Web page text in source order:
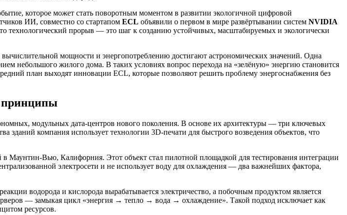
которое может стать поворотным моментом в развитии экологичной цифровой
ИИ, совместно со стартапом ECL объявили о первом в мире развёртывании систем NVIDIA
технологический прорыв — это шаг к созданию устойчивых, масштабируемых и экологически
мощности и энергопотреблению достигают астрономических значений. Одна
небольшого жилого дома. В таких условиях вопрос перехода на «зелёную» энергию становится
план выходят инновации ECL, которые позволяют решить проблему энергоснабжения без
принципы
модульных дата-центров нового поколения. В основе их архитектуры — три ключевых
зданий компания использует технологии 3D-печати для быстрого возведения объектов, что
Вью, Калифорния. Этот объект стал пилотной площадкой для тестирования интеграции
электросети и не использует воду для охлаждения — два важнейших фактора,
водорода и кислорода вырабатывается электричество, а побочным продуктом является
— замыкая цикл «энергия → тепло → вода → охлаждение». Такой подход исключает как
ресурсов.